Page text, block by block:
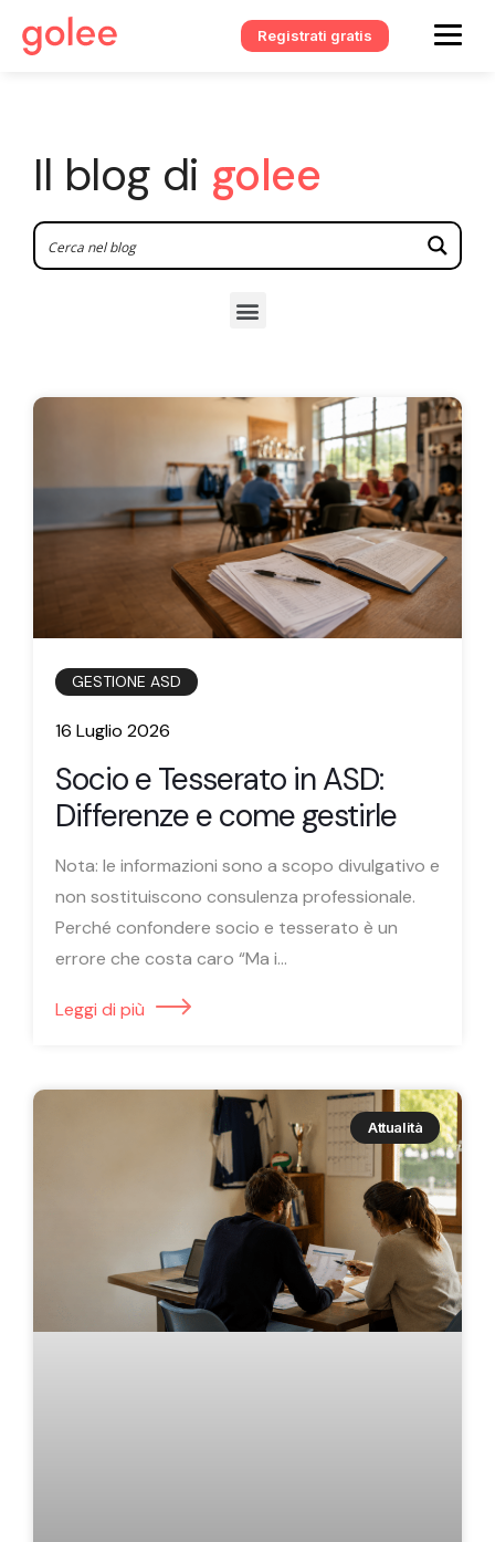
Registrati gratis
Il blog di golee
GESTIONE ASD
16 Luglio 2026
Socio e Tesserato in ASD:
Differenze e come gestirle
Nota: le informazioni sono a scopo divulgativo e
non sostituiscono consulenza professionale.
Perché confondere socio e tesserato è un
errore che costa caro “Ma i...
Leggi di più
Attualità